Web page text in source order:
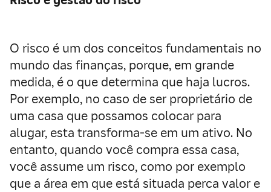
O risco é um dos conceitos fundamentais no
mundo das finanças, porque, em grande
medida, é o que determina que haja lucros.
Por exemplo, no caso de ser proprietário de
uma casa que possamos colocar para
alugar, esta transforma-se em um ativo. No
entanto, quando você compra essa casa,
você assume um risco, como por exemplo
que a área em que está situada perca valor e